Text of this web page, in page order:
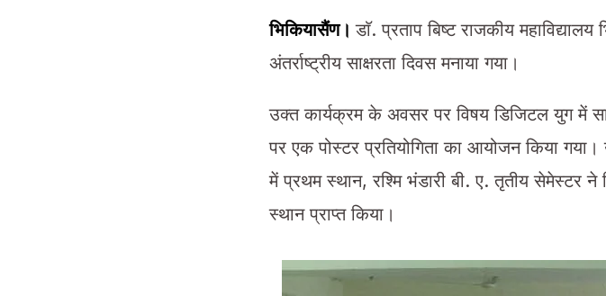
भिकियासैंण।डाॅ. प्रताप बिष्ट राजकीय
अंतर्राष्ट्रीय साक्षरता दिवस मनाया गया।
उक्त कार्यक्रम के अवसर पर विषय डिजिटल युग में
पर एक पोस्टर प्रतियोगिता का आयोजन किया गया।
में प्रथम स्थान, रश्मि भंडारी बी. ए. तृतीय सेमेस्टर ने
स्थान प्राप्त किया।